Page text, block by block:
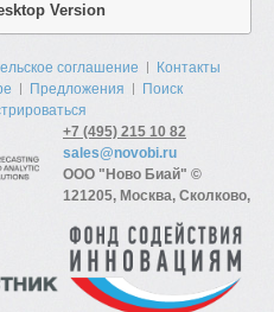
Version
соглашение
Контакты
Предложения
Поиск
+7 (495) 215 10 82
sales@novobi.ru
ООО "Ново Биай" ©
121205, Москва, Сколково,